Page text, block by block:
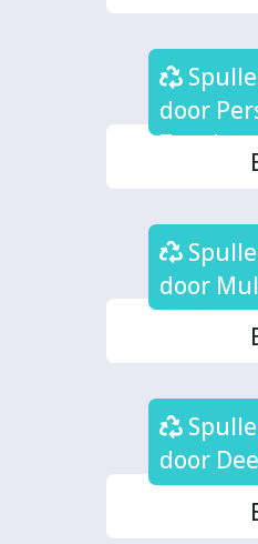
door
Zutphen
door
(3x)
door